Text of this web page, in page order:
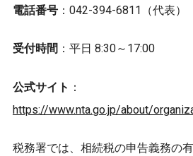
電話番号：042-394-6811（代表）
受付時間 ：平日 8:30～17:00
公式サイト ：
https://www.nta.go.jp/about/
税務署では、相続税の申告義務の